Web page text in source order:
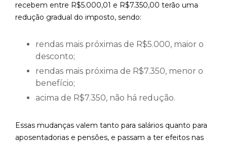
recebem entre R$5.000,01 e R$7.350,00 terão uma
redução gradual do imposto, sendo:
rendas mais próximas de R$5.000, maior o
desconto;
rendas mais próxima de R$7.350, menor o
benefício;
acima de R$7.350, não há redução.
Essas mudanças valem tanto para salários quanto para
aposentadorias e pensões, e passam a ter efeitos nas